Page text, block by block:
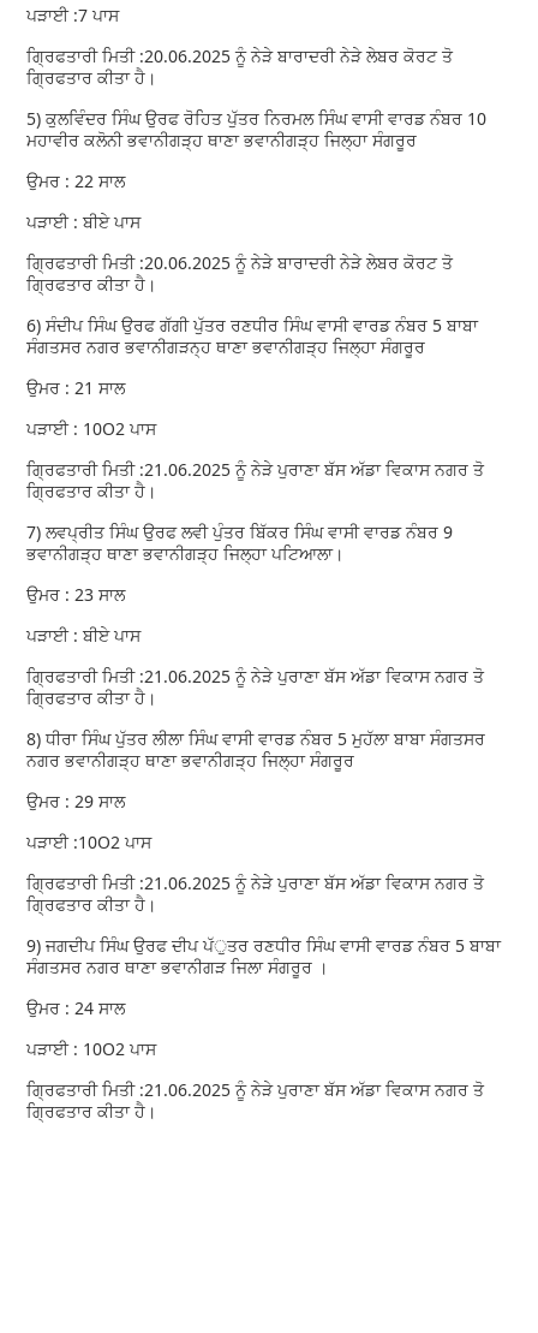
ਪੜਾਈ :7 ਪਾਸ
ਗ੍ਰਿਫਤਾਰੀ ਮਿਤੀ :20.06.2025 ਨੂੰ ਨੇੜੇ ਬਾਰਾਦਰੀ ਨੇੜੇ ਲੇਬਰ ਕੋਰਟ ਤੋ
ਗ੍ਰਿਫਤਾਰ ਕੀਤਾ ਹੈ।
5) ਕੁਲਵਿੰਦਰ ਸਿੰਘ ਉਰਫ ਰੋਹਿਤ ਪੁੱਤਰ ਨਿਰਮਲ ਸਿੰਘ ਵਾਸੀ ਵਾਰਡ ਨੰਬਰ 10
ਮਹਾਵੀਰ ਕਲੋਨੀ ਭਵਾਨੀਗੜ੍ਹ ਥਾਣਾ ਭਵਾਨੀਗੜ੍ਹ ਜਿਲ੍ਹਾ ਸੰਗਰੂਰ
ਉਮਰ : 22 ਸਾਲ
ਪੜਾਈ : ਬੀਏ ਪਾਸ
ਗ੍ਰਿਫਤਾਰੀ ਮਿਤੀ :20.06.2025 ਨੂੰ ਨੇੜੇ ਬਾਰਾਦਰੀ ਨੇੜੇ ਲੇਬਰ ਕੋਰਟ ਤੋ
ਗ੍ਰਿਫਤਾਰ ਕੀਤਾ ਹੈ।
6) ਸੰਦੀਪ ਸਿੰਘ ਉਰਫ ਗੱਗੀ ਪੁੱਤਰ ਰਣਧੀਰ ਸਿੰਘ ਵਾਸੀ ਵਾਰਡ ਨੰਬਰ 5 ਬਾਬਾ
ਸੰਗਤਸਰ ਨਗਰ ਭਵਾਨੀਗੜਨ੍ਹ ਥਾਣਾ ਭਵਾਨੀਗੜ੍ਹ ਜਿਲ੍ਹਾ ਸੰਗਰੂਰ
ਉਮਰ : 21 ਸਾਲ
ਪੜਾਈ : 10O2 ਪਾਸ
ਗ੍ਰਿਫਤਾਰੀ ਮਿਤੀ :21.06.2025 ਨੂੰ ਨੇੜੇ ਪੁਰਾਣਾ ਬੱਸ ਅੱਡਾ ਵਿਕਾਸ ਨਗਰ ਤੋ
ਗ੍ਰਿਫਤਾਰ ਕੀਤਾ ਹੈ।
7) ਲਵਪ੍ਰੀਤ ਸਿੰਘ ਉਰਫ ਲਵੀ ਪੁੰਤਰ ਬਿੱਕਰ ਸਿੰਘ ਵਾਸੀ ਵਾਰਡ ਨੰਬਰ 9
ਭਵਾਨੀਗੜ੍ਹ ਥਾਣਾ ਭਵਾਨੀਗੜ੍ਹ ਜਿਲ੍ਹਾ ਪਟਿਆਲਾ।
ਉਮਰ : 23 ਸਾਲ
ਪੜਾਈ : ਬੀਏ ਪਾਸ
ਗ੍ਰਿਫਤਾਰੀ ਮਿਤੀ :21.06.2025 ਨੂੰ ਨੇੜੇ ਪੁਰਾਣਾ ਬੱਸ ਅੱਡਾ ਵਿਕਾਸ ਨਗਰ ਤੋ
ਗ੍ਰਿਫਤਾਰ ਕੀਤਾ ਹੈ।
8) ਧੀਰਾ ਸਿੰਘ ਪੁੱਤਰ ਲੀਲਾ ਸਿੰਘ ਵਾਸੀ ਵਾਰਡ ਨੰਬਰ 5 ਮੁਹੱਲਾ ਬਾਬਾ ਸੰਗਤਸਰ
ਨਗਰ ਭਵਾਨੀਗੜ੍ਹ ਥਾਣਾ ਭਵਾਨੀਗੜ੍ਹ ਜਿਲ੍ਹਾ ਸੰਗਰੂਰ
ਉਮਰ : 29 ਸਾਲ
ਪੜਾਈ :10O2 ਪਾਸ
ਗ੍ਰਿਫਤਾਰੀ ਮਿਤੀ :21.06.2025 ਨੂੰ ਨੇੜੇ ਪੁਰਾਣਾ ਬੱਸ ਅੱਡਾ ਵਿਕਾਸ ਨਗਰ ਤੋ
ਗ੍ਰਿਫਤਾਰ ਕੀਤਾ ਹੈ।
9) ਜਗਦੀਪ ਸਿੰਘ ਉਰਫ ਦੀਪ ਪੱੁਤਰ ਰਣਧੀਰ ਸਿੰਘ ਵਾਸੀ ਵਾਰਡ ਨੰਬਰ 5 ਬਾਬਾ
ਸੰਗਤਸਰ ਨਗਰ ਥਾਣਾ ਭਵਾਨੀਗੜ ਜਿਲਾ ਸੰਗਰੂਰ ।
ਉਮਰ : 24 ਸਾਲ
ਪੜਾਈ : 10O2 ਪਾਸ
ਗ੍ਰਿਫਤਾਰੀ ਮਿਤੀ :21.06.2025 ਨੂੰ ਨੇੜੇ ਪੁਰਾਣਾ ਬੱਸ ਅੱਡਾ ਵਿਕਾਸ ਨਗਰ ਤੋ
ਗ੍ਰਿਫਤਾਰ ਕੀਤਾ ਹੈ।